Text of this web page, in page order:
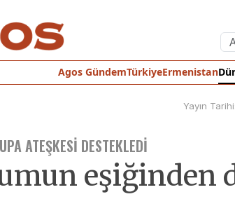
Agos GündemTürkiyeErmenistan
Yayın Tarihi:
ATEŞKESI DESTEKLEDI
eşiğinden